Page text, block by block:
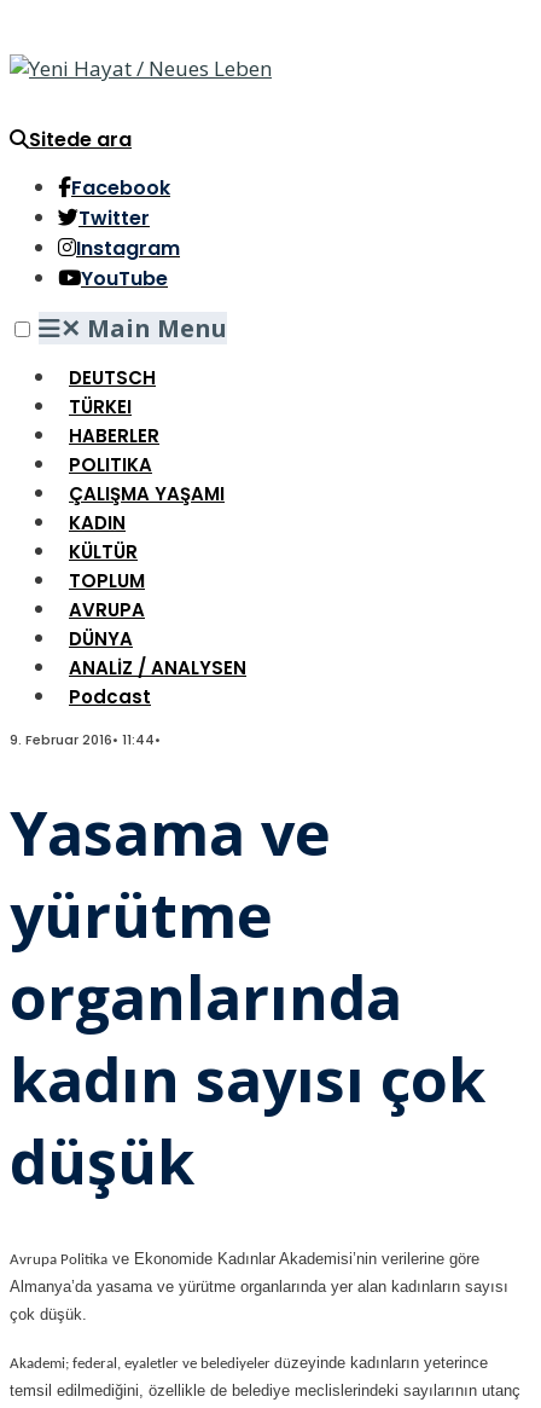
Sitede ara
Facebook
Twitter
Instagram
YouTube
✕ Main Menu
DEUTSCH
TÜRKEI
HABERLER
POLITIKA
ÇALIŞMA YAŞAMI
KADIN
KÜLTÜR
TOPLUM
AVRUPA
DÜNYA
ANALİZ / ANALYSEN
Podcast
9. Februar 2016• 11:44•
Yasama ve
yürütme
organlarında
kadın sayısı çok
düşük
Avrupa Politika ve Ekonomide Kadınlar Akademisi’nin verilerine göre
Almanya’da yasama ve yürütme organlarında yer alan kadınların sayısı
çok düşük.
Akademi; federal, eyaletler ve belediyeler düzeyinde kadınların yeterince
temsil edilmediğini, özellikle de belediye meclislerindeki sayılarının utanç